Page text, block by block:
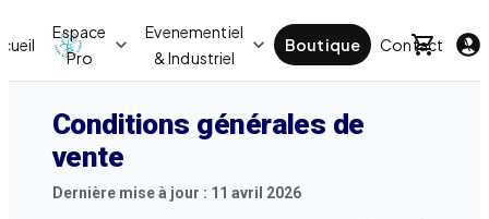
Espace
Pro
Evenementiel
& Industriel
Boutique Contact
Conditions générales de
vente
Dernière mise à jour : 11 avril 2026